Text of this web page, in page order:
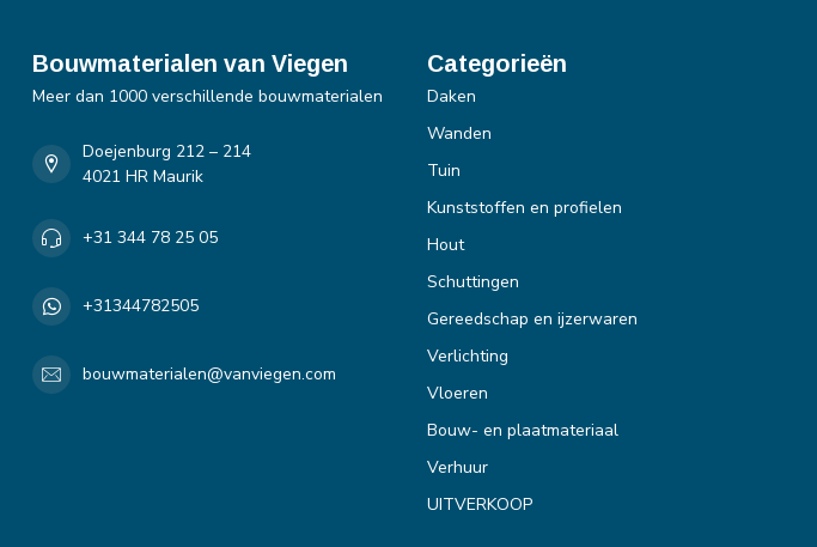
Bouwmaterialen van Viegen
Meer dan 1000 verschillende bouwmaterialen
Doejenburg 212 – 214
4021 HR Maurik
+31 344 78 25 05
+31344782505
bouwmaterialen@vanviegen.com
Categorieën
Daken
Wanden
Tuin
Kunststoffen en profielen
Hout
Schuttingen
Gereedschap en ijzerwaren
Verlichting
Vloeren
Bouw- en plaatmateriaal
Verhuur
UITVERKOOP